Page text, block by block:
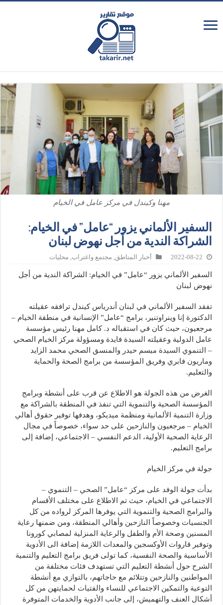
مهنا وكيندل في مركز عامل في الخيام
السفير الألماني يزور “عامل” في الخيام:
الشراكة الندية من أجل نهوض لبنان
2022-08-22 أخبار المناطق مجتمع واغتراب محليات
السفير الألماني يزور “عامل” في الخيام: الشراكة الندية من أجل
نهوض لبنان
تفقد السفير الألماني في لبنان أندرياس كيندل ترافقه عقيلته
الدكتورة إنا وينراوتنير، برامج “عامل” الإنسانية في منطقة الخيام –
مرجعيون، حيث كان في استقباله د. كامل مهنا رئيس مؤسسة
عامل الدولية وعقيلته السيدة فايدة ومسؤولة مركز الخيام الصحي
– التنموي السيدة ميسم حيدر والمنسق الصحي محمد الزايد
وماريون فابري وفريق المؤسسة من برامج الصحة والحماية
والتعليم.
الغرض من هذه الجولة هو الاطلاع عن قرب على أنشطة وبرامج
المؤسسة الصحية والتنموية التي تنفذ في المنطقة بالشراكة مع
وزارة التنمية الألمانية ومنظمة ميديكو، وهدفها توفير حقوق أهالي
الخيام – مرجعيون والنازحين على حد سواء، خصوصاً في مجال
الرعاية الصحية الأولية، الدعم النفسي – الاجتماعي، إضافة إلى
برامج التعليم.
جولة في مركز الخيام
بدأت جولة الوفد على مركز “عامل” الصحي – التنموي –
الاجتماعي في الخيام، حيث تم الاطلاع على مختلف الأقسام
والبرامج الصحية والتنموية التي يوفرها المركز لرواده من كل
الجنسيات وخصوصاً النازحين وأهالي المنطقة، ومن ضمنها رعاية
المسنين وصحة الأم والطفل والرعاية المنزلية لمصابي كورونا
وتوفير قاروات الأوكسجين والمعدات اللازمة إضافة الى الأدوية
الأساسية والصحة النفسية، كما تولى فريق برامج التعليم والتنمية
الشرح حول أنشطة التعليم التي تستهدف فئات مختلفة من
المواطنين والنازحين وتتلائم مع حاجاتهم، بالتوازي مع أنشطة
التوعية والتمكين الاجتماعي للنساء والفتيات لحمايتهن من كل
أشكال العنف والتهميش، إلى جانب الأدوية والخدمات المتوفرة